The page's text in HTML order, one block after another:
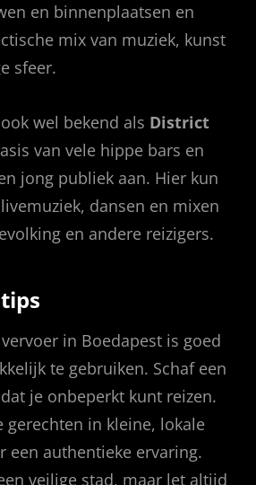
en binnenplaatsen en
mix van muziek, kunst
sfeer.
wel bekend als District
van vele hippe bars en
jong publiek aan. Hier kun
dansen en mixen
en andere reizigers.
in Boedapest is goed
te gebruiken. Schaf een
je onbeperkt kunt reizen.
gerechten in kleine, lokale
een authentieke ervaring.
veilige stad, maar let altijd